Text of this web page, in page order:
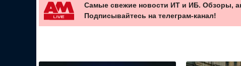
Самые свежие новости ИТ и ИБ. Обзоры,
Подписывайтесь на телеграм-канал!